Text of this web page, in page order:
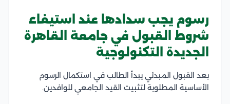
رسوم يجب سدادها عند استيفاء
شروط القبول في جامعة القاهرة
الجديدة التكنولوجية
بعد القبول المبدئي يبدأ الطالب في استكمال الرسوم
الأساسية المطلوبة لتثبيت القيد الجامعي للوافدين.